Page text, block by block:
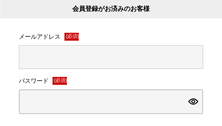
会員登録がお済みのお客様
メールアドレス (必須)
パスワード (必須)